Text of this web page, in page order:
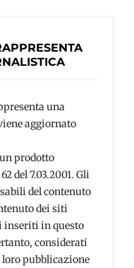
una
aggiornato
prodotto
del 7.03.2001. Gli
del contenuto
dei siti
in questo
considerati
pubblicazione